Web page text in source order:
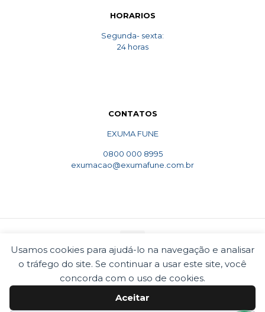
Usamos cookies para ajudá-lo na navegação e analisar
o tráfego do site. Se continuar a usar este site, você
concorda com o uso de cookies.
Aceitar
HORARIOS
Segunda- sexta:
24 horas
CONTATOS
EXUMA FUNE
0800 000 8995
exumacao@exumafune.com.br
© 2010 Exumafune. Todos direitos reservados- Ligue
0800 000 8995. Exumações de ossos em todo o Brasil.
Termos e condições
Politica de privacidade